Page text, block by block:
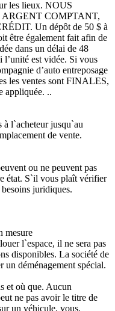
les lieux. NOUS
COMPTANT,
Un dépôt de 50 $ à
également fait afin de
dans un délai de 48
l’unité est vidée. Si vous
d’auto entreposage
les ventes sont FINALES,
appliquée. ..
à l`acheteur jusqu`au
de vente.
ou ne peuvent pas
état. S`il vous plaît vérifier
juridiques.
mesure
l`espace, il ne sera pas
disponibles. La société de
un déménagement spécial.
et où que. Aucun
ne pas avoir le titre de
un véhicule, vous,